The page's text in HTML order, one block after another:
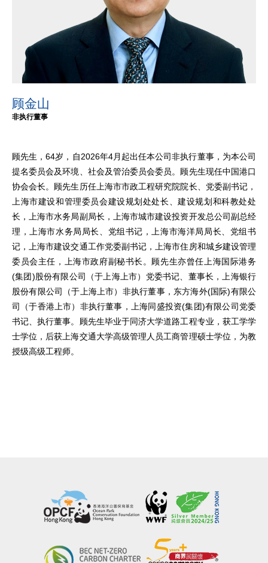
顾金山
非执行董事
顾先生，64岁，自2026年4月起出任本公司非执行董事，为本公司
提名委员会及环境、社会及管治委员会委员。顾先生现任中国港口
协会会长。顾先生历任上海市市政工程研究院院长、党委副书记，
上海市建设和管理委员会建设规划处处长、建设规划和科教处处
长，上海市水务局副局长，上海市城市建设投资开发总公司副总经
理，上海市水务局局长、党组书记，上海市海洋局局长、党组书
记，上海市建设交通工作党委副书记，上海市住房和城乡建设管理
委员会主任，上海市政府副秘书长。顾先生亦曾任上海国际港务
(集团)股份有限公司（于上海上市）党委书记、董事长，上海银行
股份有限公司（于上海上市）非执行董事，东方海外(国际)有限公
司（于香港上市）非执行董事，上海同盛投资(集团)有限公司党委
书记、执行董事。顾先生毕业于同济大学道路工程专业，获工学学
士学位，后获上海交通大学高级管理人员工商管理硕士学位，为教
授级高级工程师。